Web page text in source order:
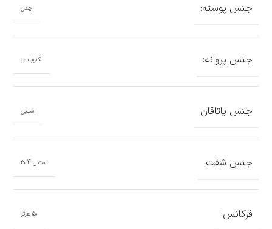
جنس پوسته: چدن
جنس پروانه: تکنوپلیمر
جنس یاتاقان استیل
جنس شفت: استیل 304
فرکانس: 50 هرتز